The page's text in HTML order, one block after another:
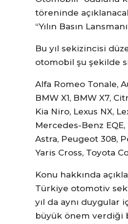
töreninde
“Yılın Basın
Bu yıl sekizincisi
otomobil şu şekilde
Alfa Romeo Tonale,
BMW X1, BMW X7,
Kia Niro, Lexus NX,
Mercedes-Benz
Astra, Peugeot 308,
Yaris Cross, Toyota
Konu hakkında
Türkiye otomotiv
yıl da aynı
büyük önem verdiği